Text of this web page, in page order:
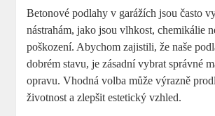
Betonové podlahy v garážích jsou často
nástrahám, jako jsou vlhkost, chemikálie
poškození. Abychom zajistili, že naše
dobrém stavu, je zásadní vybrat správné
opravu. Vhodná volba může výrazně
životnost a zlepšit estetický vzhled.